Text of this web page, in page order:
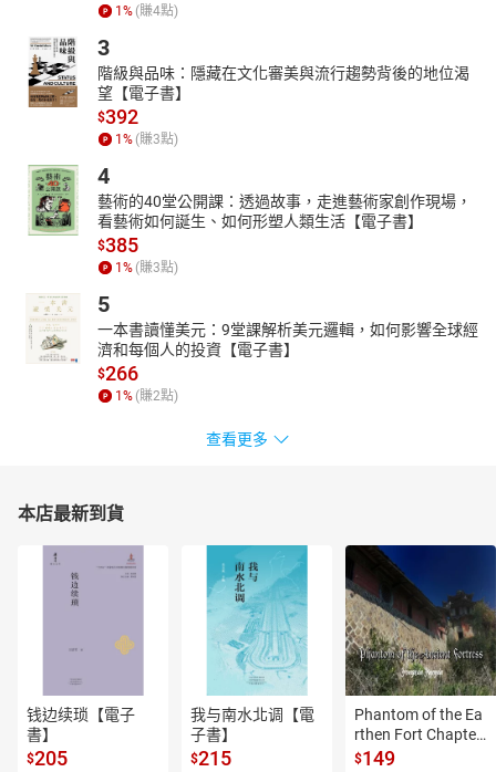
姐，在耳邊活靈活現的說著故事。
孩子們只要窩在一個小小的角落，便能展開想像的雙翅，與尼
爾斯一起遨翔在瑞典的天空，進入一個純真的世界。真希望兒時的
我，也能擁有這部有聲書。
「給的越少，想得越多」每個孩子的心中，都該有一部自己想
像出來的《騎鵝歷險記》。
｜作者簡介｜
原著／賽爾瑪．拉格洛夫 （Selma Lagerlöf）
首位獲得諾貝爾文學獎（一九〇九年）得主的瑞典作家，同時
也是全球首位獲得諾貝爾文學獎的女性。
以故事形式來介紹地理學、生物學和民俗學等知識的教科書。一九
〇六年，這部兒童長篇小說《騎鵝歷險記》出版，大受歡迎。不但
獲獎無數，還被翻譯成六十多種語言，在世界各國流傳，大江健三
郎、康拉德．勞倫茲等諾貝爾獎得主，也表示受到此作啟迪。除了
《騎鵝歷險記》外，她的作品《耶路撒冷》被視為其藝術才華巔峰
之作，還有《基督的故事》、《傳說的書》等多部作品。
蹟與作品至今備受推崇。
改寫／施養慧
鹿港人，臺東大學兒童文學研究所畢業。賽爾瑪．拉格洛夫的
《騎鵝歷險記》是她最鍾愛的兒童文學作品，不但碩士論文以它為
題，更一往情深的投入不同版本的《騎鵝歷險記》改寫，是臺灣深
度且透徹閱讀探究《騎鵝歷險記》的「專家」之一。
曾獲九歌年度童話獎、臺東大學兒童文學獎。已出版《小青》、
《338號養寵物》、《好骨怪成妖記》、《不出聲的悄悄話》、《傑
克，這真是太神奇了》；改寫短篇《騎鵝歷險記》（步步出版）。
1 % (賺4點)
3
階級與品味：隱藏在文化審美與流行趨勢背後的地位渴
望【電子書】
$392
1 % (賺3點)
4
藝術的40堂公開課：透過故事，走進藝術家創作現場，
看藝術如何誕生、如何形塑人類生活【電子書】
$385
1 % (賺3點)
5
一本書讀懂美元：9堂課解析美元邏輯，如何影響全球經
濟和每個人的投資【電子書】
$266
1 % (賺2點)
查看更多
本店最新到貨
钱边续琐【電子
書】
$205
我与南水北调【電
子書】
$215
Phantom of the Ea
rthen Fort Chapter
4【有聲書】
$149